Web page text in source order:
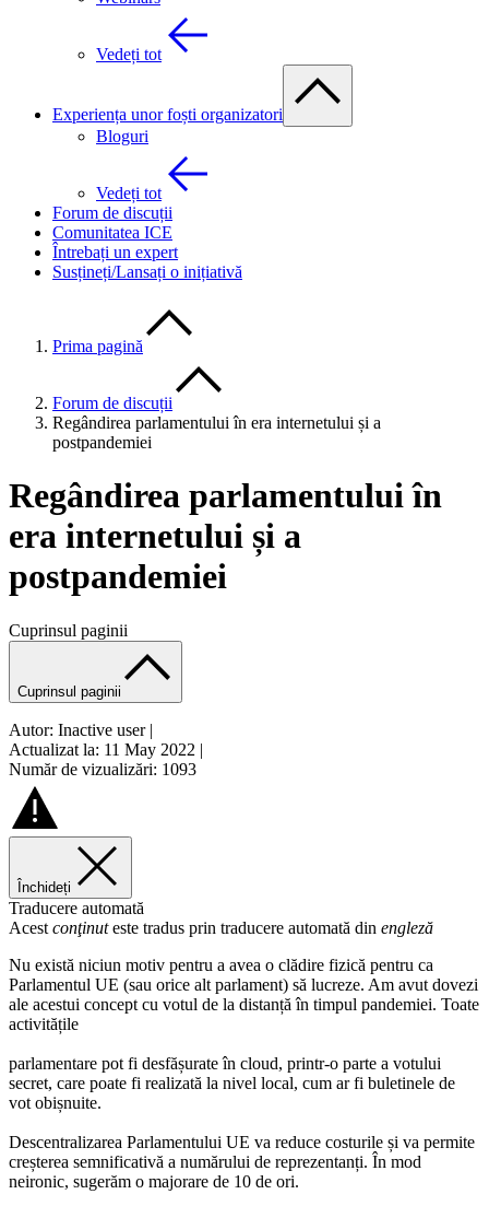
Vedeți tot
Experiența unor foști organizatori
Bloguri
Vedeți tot
Forum de discuții
Comunitatea ICE
Întrebați un expert
Susțineți/Lansați o inițiativă
Prima pagină
Forum de discuții
Regândirea parlamentului în era internetului și a
postpandemiei
Regândirea parlamentului în
era internetului și a
postpandemiei
Cuprinsul paginii
Cuprinsul paginii
Autor: Inactive user |
Actualizat la: 11 May 2022 |
Număr de vizualizări: 1093
Închideți
Traducere automată
Acest conţinuteste tradus prin traducere automată din engleză
Nu există niciun motiv pentru a avea o clădire fizică pentru ca
Parlamentul UE (sau orice alt parlament) să lucreze. Am avut dovezi
ale acestui concept cu votul de la distanță în timpul pandemiei. Toate
activitățile
parlamentare pot fi desfășurate în cloud, printr-o parte a votului
secret, care poate fi realizată la nivel local, cum ar fi buletinele de
vot obișnuite.
Descentralizarea Parlamentului UE va reduce costurile și va permite
creșterea semnificativă a numărului de reprezentanți. În mod
neironic, sugerăm o majorare de 10 de ori.